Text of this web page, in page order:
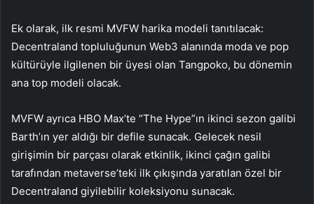
Ek olarak, ilk resmi MVFW harika modeli tanıtılacak:
Decentraland topluluğunun Web3 alanında moda ve pop
kültürüyle ilgilenen bir üyesi olan Tangpoko, bu dönemin
ana top modeli olacak.
MVFW ayrıca HBO Max’te “The Hype”ın ikinci sezon galibi
Barth’ın yer aldığı bir defile sunacak. Gelecek nesil
girişimin bir parçası olarak etkinlik, ikinci çağın galibi
tarafından metaverse’teki ilk çıkışında yaratılan özel bir
Decentraland giyilebilir koleksiyonu sunacak.